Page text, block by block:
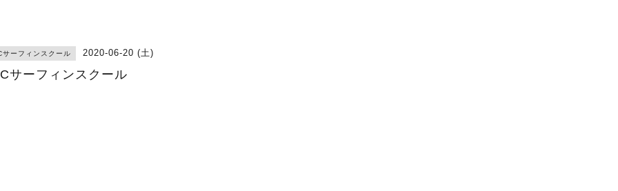
サーフィンスクール 2020-06-20 (土)
サーフィンスクール